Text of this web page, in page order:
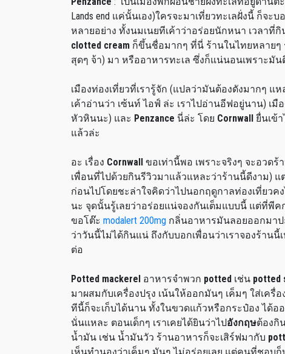
Lands end แค่นั้นเอง)ใครจะมาเที่ยวทะเลฝั่งนี้ ก็จะบ
หลายอย่าง ทั้งนมเนยทีเค้าว่าอร่อยนักหนา เวลาที่กิ
clotted cream ก็ขึ้นชื่อมากๆ ที่นี่ ร้านในไทยหลายๆ
สุดๆ จ้า) มา หรืออาหารทะเล ซึ่งก็แน่นอนเพราะมัน
เมืองท่องเที่ยวที่เรารู้จัก (แปลว่ามันต้องดังมากๆ แห
เค้าอ่านว่า เซ้นท์ ไอฟ์ ล่ะ เราไปอ่านอีฟอยู่นาน) เ
หัวหินนะ) และ Penzance นี่ล่ะ โดย Cornwall ยื่นเข้
แล้วล่ะ
อะ เรื่อง Cornwall ขอเท่านี้พอ เพราะจริงๆ จะอวดร้
เพื่อนที่ไปด้วยกินรีวิวมาแล้วแหละว่าร้านนี้ดีงาม) แ
ก่อนไปโดยชะล่าใจคิดว่าไปนอกฤดูกาลท่องเที่ยวค
นะ จุดนั้นรู้เลยว่าอร่อยแน่จองกันเต็มแบบนี้ แต่ที่พีค
ขอโต๊ะ modalert 200mg กลิ่นอาหารมันลอยออกมาป
ว่าวันนี้ไม่ได้กินแน่ ถึงกับบอกเพื่อนว่าเราจองร้าน
ต่อ
Potted mackerel อาหารจำพวก potted เช่น potted
มาผสมกับเครื่องปรุง เน้นให้ออกมันๆ เค็มๆ ใส่เค
ทีนี้ก็จะเก็บได้นาน ทั้งในขวดแก้วหรือกระป๋อง ได้อ
นั่นแหละ ตอนเด็กๆ เราเคยได้ยินว่าไปอังกฤษต้องกิ
น้ำมัน เช่น น้ำมันวัว ร้านอาหารก็จะเสิร์ฟมากับ
เห็นทำนองว่าเค็มๆ มันๆ ไม่อร่อยเลย แต่คนที่ชอบ